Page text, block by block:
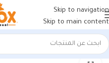
Skip to navigation
Skip to main content
الرئيسية/أحذية رجالي/كوتشي رجالي